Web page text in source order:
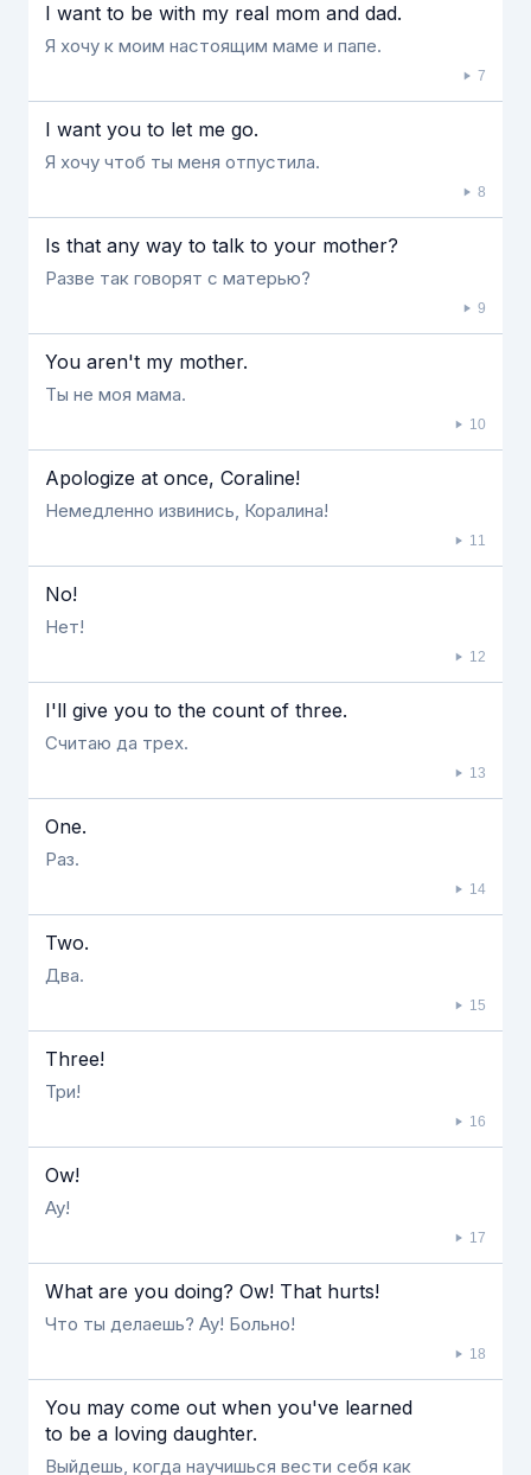
I want to be with my real mom and dad.
Я хочу к моим настоящим маме и папе.
7
I want you to let me go.
Я хочу чтоб ты меня отпустила.
8
Is that any way to talk to your mother?
Разве так говорят с матерью?
9
You aren't my mother.
Ты не моя мама.
10
Apologize at once, Coraline!
Немедленно извинись, Коралина!
11
No!
Нет!
12
I'll give you to the count of three.
Считаю да трех.
13
One.
Раз.
14
Two.
Два.
15
Three!
Три!
16
Ow!
Ау!
17
What are you doing? Ow! That hurts!
Что ты делаешь? Ау! Больно!
18
You may come out when you've learned
to be a loving daughter.
Выйдешь, когда научишься вести себя как